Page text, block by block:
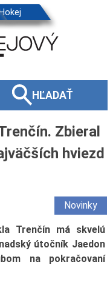
HĽADAŤ
Zbieral
hviezd
Novinky
Trenčín má skvelú
útočník Jaedon
na pokračovaní